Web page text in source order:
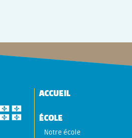
ACCUEIL
ÉCOLE
Notre école